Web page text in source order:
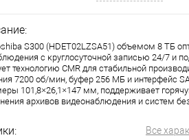
S300 (HDET02LZSA51) объемом 8 ТБ
с круглосуточной записью 24/7 и
технологию CMR для стабильной
7200 об/мин, буфер 256 МБ и интерфейс
101,8×26,1×147 мм, поддерживает
архивов видеонаблюдения и систем
Все